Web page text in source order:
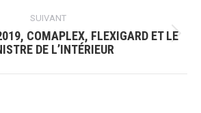
:
SUIVANT
Article
:
COMAPLEX, FLEXIGARD ET LE
DE L’INTÉRIEUR